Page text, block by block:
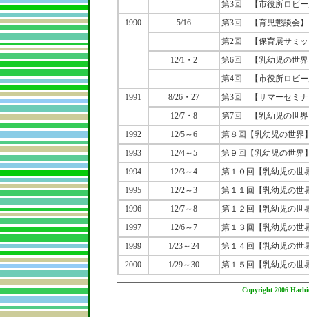
第3回 【市役所ロビー
1990
5/16
第3回 【育児懇談会】
第2回 【保育展サミ
12/1・2
第6回 【乳幼児の世
第4回 【市役所ロビー
1991
8/26・27
第3回 【サマーセミ
12/7・8
第7回 【乳幼児の世
1992
12/5～6
第８回【乳幼児の世界
1993
12/4～5
第９回【乳幼児の世界
1994
12/3～4
第１０回【乳幼児の世
1995
12/2～3
第１１回【乳幼児の世
1996
12/7～8
第１２回【乳幼児の世
1997
12/6～7
第１３回【乳幼児の世
1999
1/23～24
第１４回【乳幼児の世
2000
1/29～30 第１５回【乳幼児の世
Copyright 2006